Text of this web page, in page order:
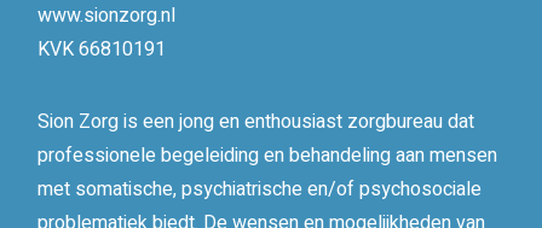
www.sionzorg.nl
KVK 66810191
Sion Zorg is een jong en enthousiast zorgbureau dat
professionele begeleiding en behandeling aan mensen
met somatische, psychiatrische en/of psychosociale